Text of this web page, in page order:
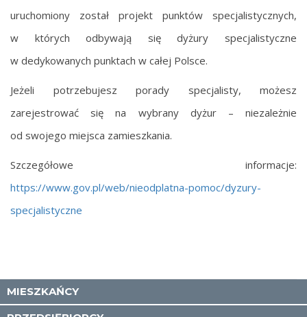
uruchomiony został projekt punktów specjalistycznych,
w których odbywają się dyżury specjalistyczne
w dedykowanych punktach w całej Polsce.
Jeżeli potrzebujesz porady specjalisty, możesz
zarejestrować się na wybrany dyżur – niezależnie
od swojego miejsca zamieszkania.
Szczegółowe informacje:
https://www.gov.pl/web/nieodplatna-pomoc/dyzury-
specjalistyczne
MIESZKAŃCY